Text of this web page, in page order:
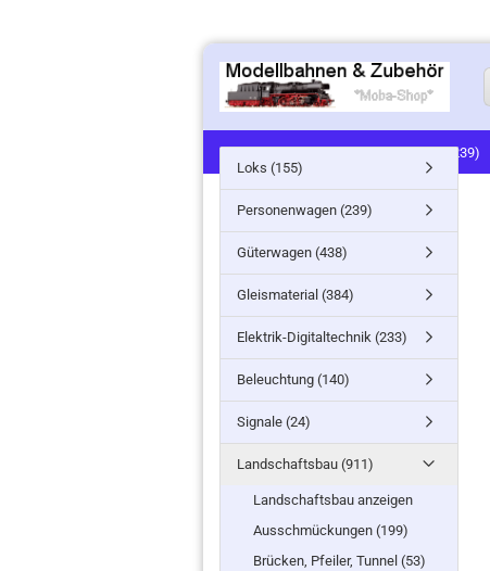
LOKS (155) PERSONENWAGEN (239)
Loks (155)
Personenwagen (239)
Güterwagen (438)
Gleismaterial (384)
Elektrik-Digitaltechnik (233)
Beleuchtung (140)
Signale (24)
Landschaftsbau (911)
Landschaftsbau anzeigen
Ausschmückungen (199)
Brücken, Pfeiler, Tunnel (53)